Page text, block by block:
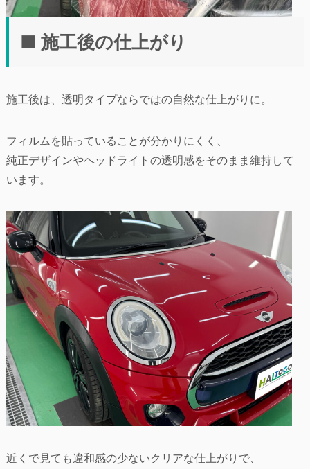
■ 施工後の仕上がり
施工後は、透明タイプならではの自然な仕上がりに。
フィルムを貼っていることが分かりにくく、
純正デザインやヘッドライトの透明感をそのまま維持して
います。
近くで見ても違和感の少ないクリアな仕上がりで、